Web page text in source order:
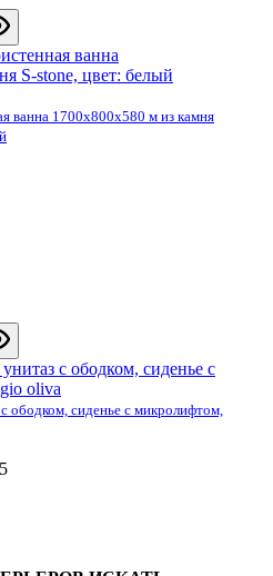
ванна 1700х800х580 м из камня
ободком, сиденье с микролифтом,